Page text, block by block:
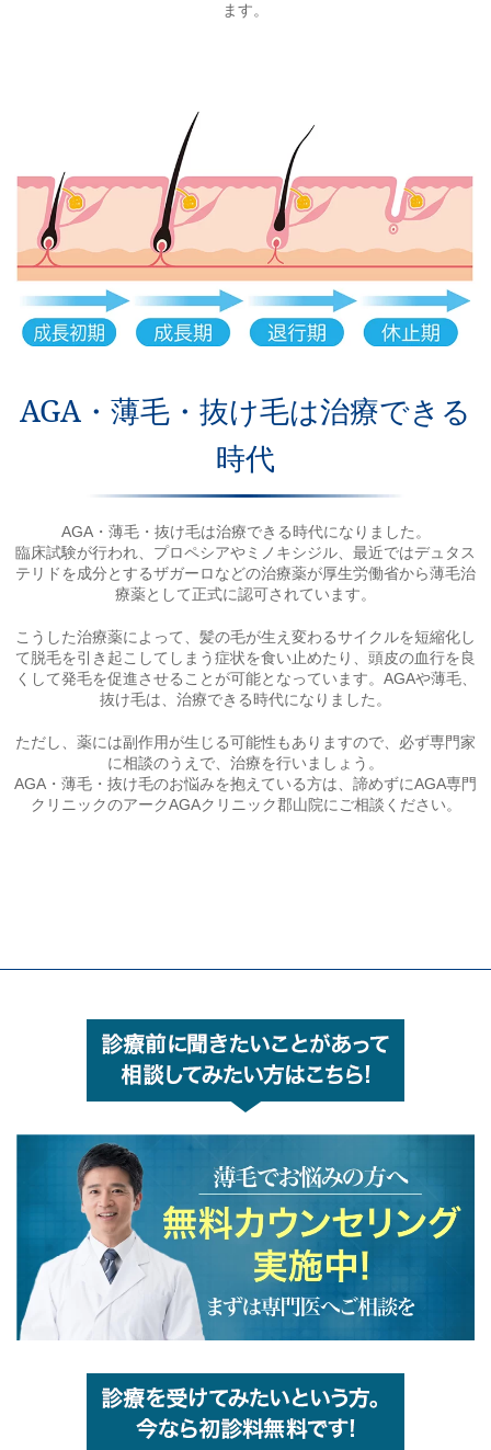
ます。
AGA・薄毛・抜け毛は治療できる
時代
AGA・薄毛・抜け毛は治療できる時代になりました。
臨床試験が行われ、プロペシアやミノキシジル、最近ではデュタス
テリドを成分とするザガーロなどの治療薬が厚生労働省から薄毛治
療薬として正式に認可されています。
こうした治療薬によって、髪の毛が生え変わるサイクルを短縮化し
て脱毛を引き起こしてしまう症状を食い止めたり、頭皮の血行を良
くして発毛を促進させることが可能となっています。AGAや薄毛、
抜け毛は、治療できる時代になりました。
ただし、薬には副作用が生じる可能性もありますので、必ず専門家
に相談のうえで、治療を行いましょう。
AGA・薄毛・抜け毛のお悩みを抱えている方は、諦めずにAGA専門
クリニックのアークAGAクリニック郡山院にご相談ください。